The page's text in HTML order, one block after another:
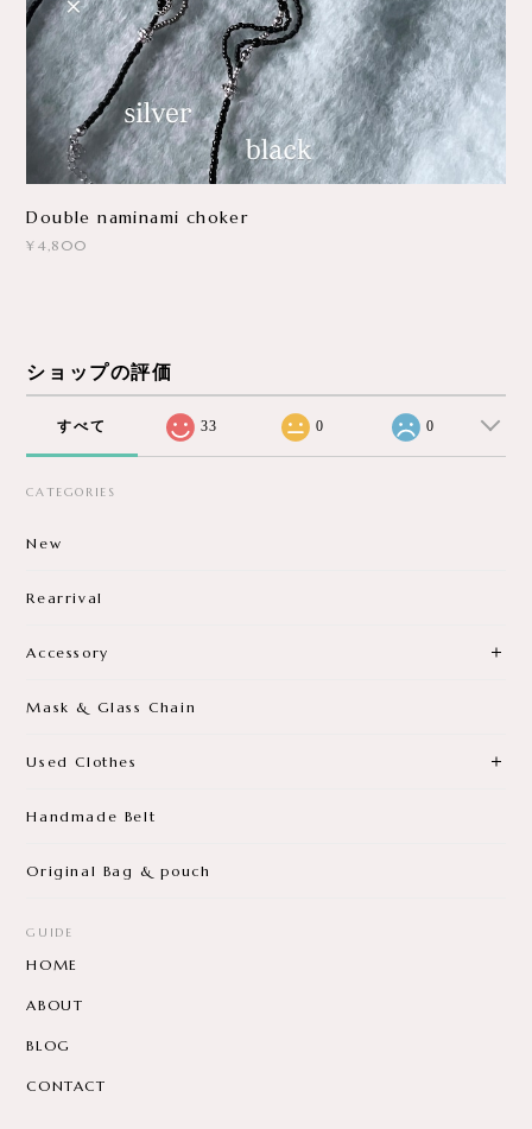
Double naminami choker
¥4,800
ショップの評価
すべて 33 0 0
CATEGORIES
New
Rearrival
Accessory
Mask & Glass Chain
Used Clothes
Handmade Belt
Original Bag & pouch
GUIDE
HOME
ABOUT
BLOG
CONTACT